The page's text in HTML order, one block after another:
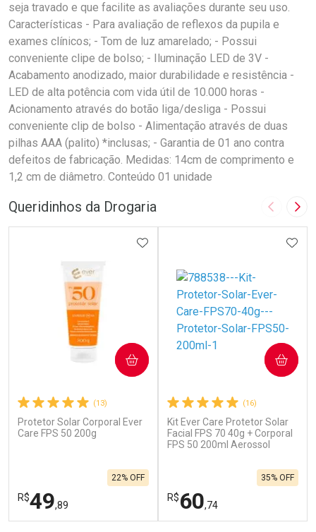
seja travado e que facilite as avaliações durante seu uso.
Características - Para avaliação de reflexos da pupila e
exames clínicos; - Tom de luz amarelado; - Possui
conveniente clipe de bolso; - Iluminação LED de 3V -
Acabamento anodizado, maior durabilidade e resistência -
LED de alta potência com vida útil de 10.000 horas -
Acionamento através do botão liga/desliga - Possui
conveniente clip de bolso - Alimentação através de duas
pilhas AAA (palito) *inclusas; - Garantia de 01 ano contra
defeitos de fabricação. Medidas: 14cm de comprimento e
1,2 cm de diâmetro. Conteúdo 01 unidade
Queridinhos da Drogaria Imagem
(13)
Protetor Solar Corporal Ever
Care FPS 50 200g
R$49,89
22% OFF
ADICIONAR AOS FAVORITOS
COMPRAR
(16)
Kit Ever Care Protetor Solar
Facial FPS 70 40g + Corporal
FPS 50 200ml Aerossol
R$60,74
35% OFF
COMPRAR